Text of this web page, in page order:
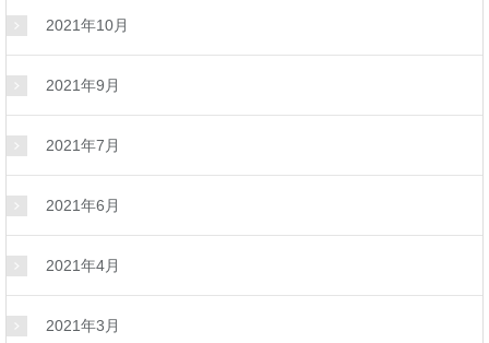
2021年10月
2021年9月
2021年7月
2021年6月
2021年4月
2021年3月